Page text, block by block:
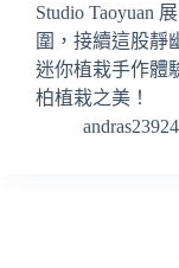
Studio Taoyuan
圍，接續這股靜
迷你植栽手作體
柏植栽之美！
andras23924